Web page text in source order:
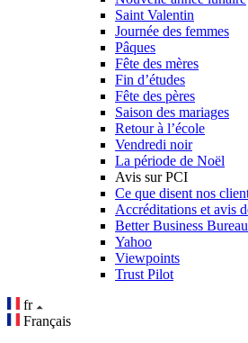
Saint Valentin
Journée des femmes
Pâques
Fête des mères
Fin d’études
Fête des pères
Saison des mariages
Retour à l’école
Vendredi noir
La période de Noël
Avis sur PCI
Ce que disent nos
Accréditations et avis
Better Business Bureau
Yahoo
Viewpoints
Trust Pilot
fr
Français